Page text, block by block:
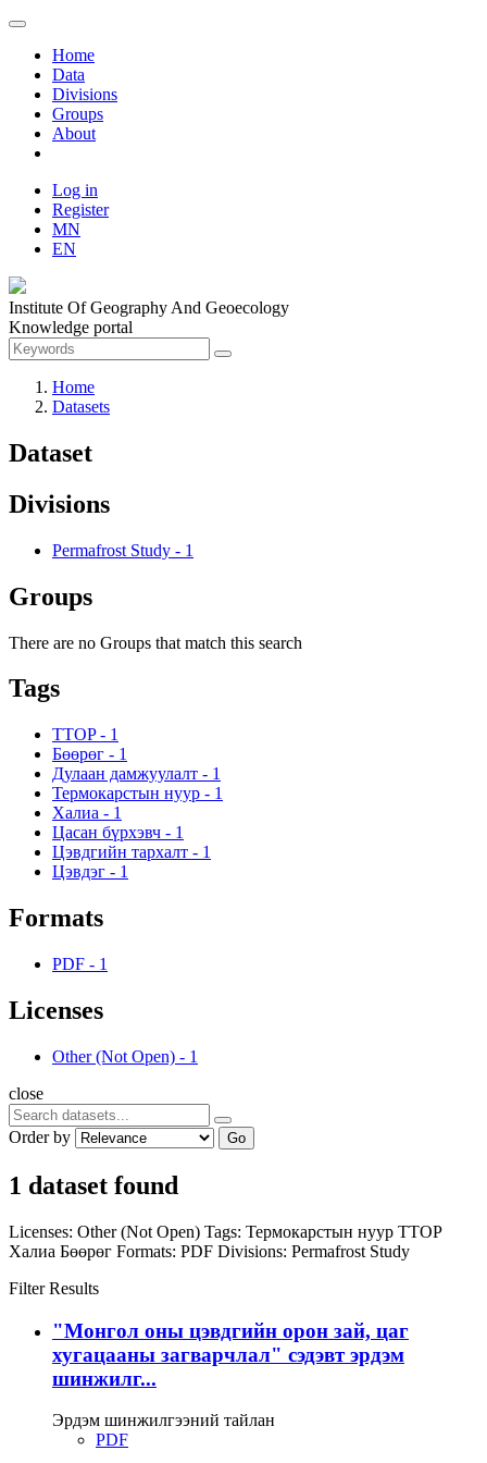
Home
Data
Divisions
Groups
About
Log in
Register
MN
EN
Institute Of Geography And Geoecology
Knowledge portal
Home
Datasets
Dataset
Divisions
Permafrost Study - 1
Groups
There are no Groups that match this search
Tags
TTOP - 1
Бөөрөг - 1
Дулаан дамжуулалт - 1
Термокарстын нуур - 1
Халиа - 1
Цасан бүрхэвч - 1
Цэвдгийн тархалт - 1
Цэвдэг - 1
Formats
PDF - 1
Licenses
Other (Not Open) - 1
close
Order by Go
1 dataset found
Licenses: Other (Not Open) Tags: Термокарстын нуур TTOP
Халиа Бөөрөг Formats: PDF Divisions: Permafrost Study
Filter Results
"Монгол оны цэвдгийн орон зай, цаг
хугацааны загварчлал" сэдэвт эрдэм
шинжилг...
Эрдэм шинжилгээний тайлан
PDF